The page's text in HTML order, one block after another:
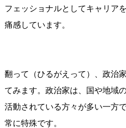
フェッショナルとしてキャリア
痛感しています。
翻って（ひるがえって）、政治
てみます。政治家は、国や地域
活動されている方々が多い一方
常に特殊です。